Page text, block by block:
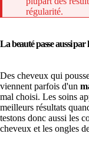
régularité.
La beauté passe aussi
Des cheveux qui
viennent parfois d'un
mal choisi. Les soins
meilleurs résultats
testons donc aussi les
cheveux et les ongles